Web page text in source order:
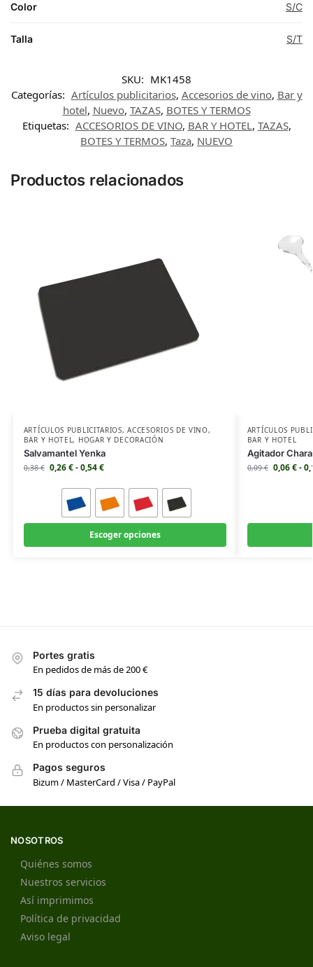
Color S/C
Talla S/T
SKU: MK1458
Categorías: Artículos publicitarios, Accesorios de vino, Bar y
hotel, Nuevo, TAZAS, BOTES Y TERMOS
Etiquetas: ACCESORIOS DE VINO, BAR Y HOTEL, TAZAS,
BOTES Y TERMOS, Taza, NUEVO
Productos relacionados
ARTÍCULOS PUBLICITARIOS,ACCESORIOS DE VINO,
BAR Y HOTEL, HOGAR Y DECORACIÓN
Salvamantel Yenka
0,38€ 0,26€-0,54€
Escoger opciones
ARTÍCULOS
BAR Y HOTEL
Agitador
0,09€ 0,06€-
Portes gratis
En pedidos de más de 200 €
15 días para devoluciones
En productos sin personalizar
Prueba digital gratuita
En productos con personalización
Pagos seguros
Bizum / MasterCard / Visa / PayPal
NOSOTROS
Quiénes somos
Nuestros servicios
Así imprimimos
Política de privacidad
Aviso legal